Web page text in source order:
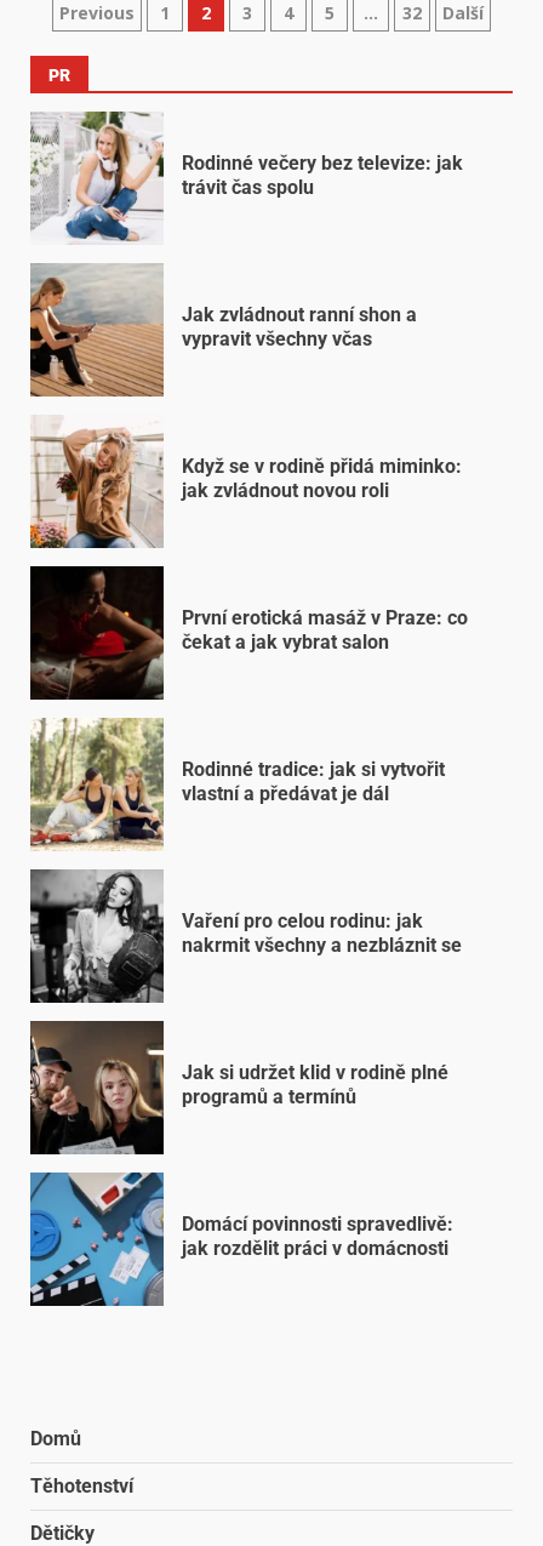
Previous 1 2 3 4 5 … 32 Další
PR
Rodinné večery bez televize: jak
trávit čas spolu
Jak zvládnout ranní shon a
vypravit všechny včas
Když se v rodině přidá miminko:
jak zvládnout novou roli
První erotická masáž v Praze: co
čekat a jak vybrat salon
Rodinné tradice: jak si vytvořit
vlastní a předávat je dál
Vaření pro celou rodinu: jak
nakrmit všechny a nezbláznit se
Jak si udržet klid v rodině plné
programů a termínů
Domácí povinnosti spravedlivě:
jak rozdělit práci v domácnosti
Domů
Těhotenství
Dětičky